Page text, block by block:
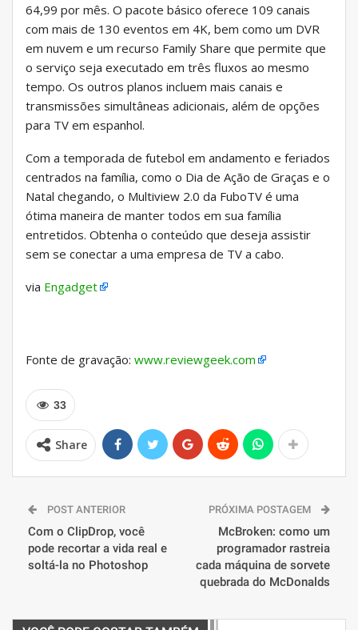
64,99 por mês. O pacote básico oferece 109 canais
com mais de 130 eventos em 4K, bem como um DVR
em nuvem e um recurso Family Share que permite que
o serviço seja executado em três fluxos ao mesmo
tempo. Os outros planos incluem mais canais e
transmissões simultâneas adicionais, além de opções
para TV em espanhol.
Com a temporada de futebol em andamento e feriados
centrados na família, como o Dia de Ação de Graças e o
Natal chegando, o Multiview 2.0 da FuboTV é uma
ótima maneira de manter todos em sua família
entretidos. Obtenha o conteúdo que deseja assistir
sem se conectar a uma empresa de TV a cabo.
via Engadget
Fonte de gravação: www.reviewgeek.com
33
Share
POST ANTERIOR
Com o ClipDrop, você
pode recortar a vida real e
soltá-la no Photoshop
PRÓXIMA POSTAGEM
McBroken: como um
programador rastreia
cada máquina de sorvete
quebrada do McDonalds